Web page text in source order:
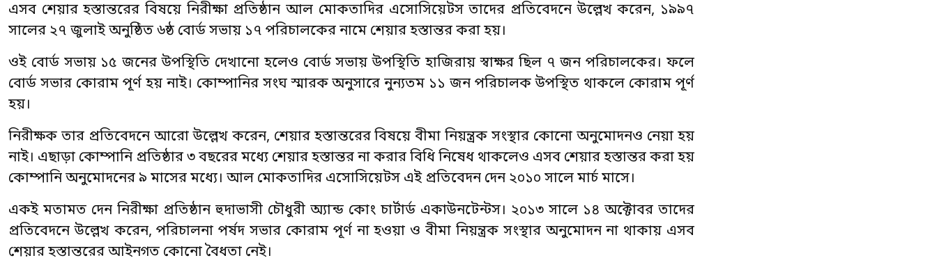
এসব শেয়ার হস্তান্তরের বিষয়ে নিরীক্ষা প্রতিষ্ঠান আল মোকতাদির এসোসিয়েটস তাদের প্রতিবেদনে উল্লেখ করেন, ১৯৯৭
সালের ২৭ জুলাই অনুষ্ঠিত ৬ষ্ঠ বোর্ড সভায় ১৭ পরিচালকের নামে শেয়ার হস্তান্তর করা হয়।
ওই বোর্ড সভায় ১৫ জনের উপস্থিতি দেখানো হলেও বোর্ড সভায় উপস্থিতি হাজিরায় স্বাক্ষর ছিল ৭ জন পরিচালকের। ফলে
বোর্ড সভার কোরাম পূর্ণ হয় নাই। কোম্পানির সংঘ স্মারক অনুসারে নুন্যতম ১১ জন পরিচালক উপস্থিত থাকলে কোরাম পূর্ণ
হয়।
নিরীক্ষক তার প্রতিবেদনে আরো উল্লেখ করেন, শেয়ার হস্তান্তরের বিষয়ে বীমা নিয়ন্ত্রক সংস্থার কোনো অনুমোদনও নেয়া হয়
নাই। এছাড়া কোম্পানি প্রতিষ্ঠার ৩ বছরের মধ্যে শেয়ার হস্তান্তর না করার বিধি নিষেধ থাকলেও এসব শেয়ার হস্তান্তর করা হয়
কোম্পানি অনুমোদনের ৯ মাসের মধ্যে। আল মোকতাদির এসোসিয়েটস এই প্রতিবেদন দেন ২০১০ সালে মার্চ মাসে।
একই মতামত দেন নিরীক্ষা প্রতিষ্ঠান হুদাভাসী চৌধুরী অ্যান্ড কোং চার্টার্ড একাউনটেন্টস। ২০১৩ সালে ১৪ অক্টোবর তাদের
প্রতিবেদনে উল্লেখ করেন, পরিচালনা পর্ষদ সভার কোরাম পূর্ণ না হওয়া ও বীমা নিয়ন্ত্রক সংস্থার অনুমোদন না থাকায় এসব
শেয়ার হস্তান্তরের আইনগত কোনো বৈধতা নেই।